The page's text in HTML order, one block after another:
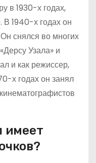
в 1930-х годах,
В 1940-х годах он
снялся во многих
Узала» и
и как режиссер,
х годах он занял
имеет